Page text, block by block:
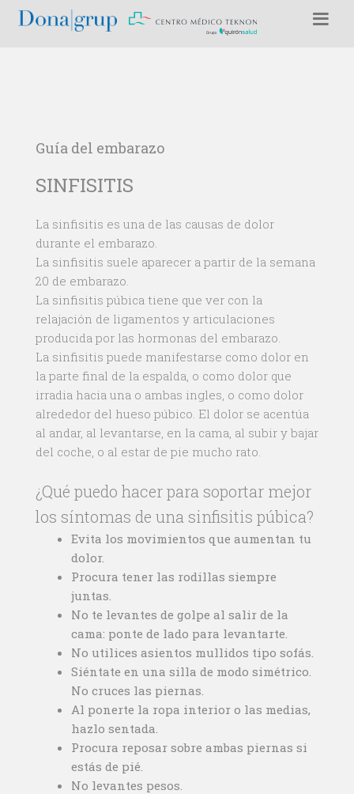
Guía del embarazo
SINFISITIS
La sinfisitis es una de las causas de dolor
durante el embarazo.
La sinfisitis suele aparecer a partir de la semana
20 de embarazo.
La sinfisitis púbica tiene que ver con la
relajación de ligamentos y articulaciones
producida por las hormonas del embarazo.
La sinfisitis puede manifestarse como dolor en
la parte final de la espalda, o como dolor que
irradia hacia una o ambas ingles, o como dolor
alrededor del hueso púbico. El dolor se acentúa
al andar, al levantarse, en la cama, al subir y bajar
del coche, o al estar de pie mucho rato.
¿Qué puedo hacer para soportar mejor
los síntomas de una sinfisitis púbica?
Evita los movimientos que aumentan tu
dolor.
Procura tener las rodillas siempre
juntas.
No te levantes de golpe al salir de la
cama: ponte de lado para levantarte.
No utilices asientos mullidos tipo sofás.
Siéntate en una silla de modo simétrico.
No cruces las piernas.
Al ponerte la ropa interior o las medias,
hazlo sentada.
Procura reposar sobre ambas piernas si
estás de pié.
No levantes pesos.